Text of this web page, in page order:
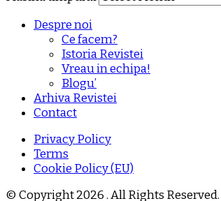
Despre noi
Ce facem?
Istoria Revistei
Vreau in echipa!
Blogu’
Arhiva Revistei
Contact
Privacy Policy
Terms
Cookie Policy (EU)
© Copyright 2026. All Rights Reserved.